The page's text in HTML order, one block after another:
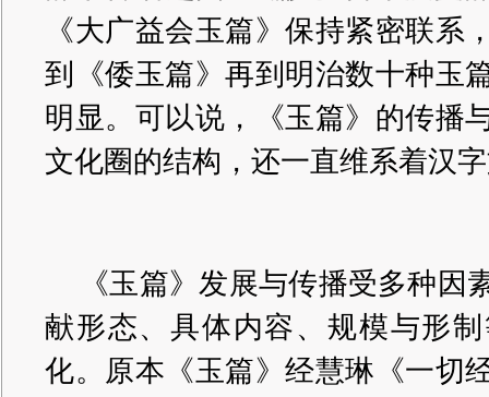
《大广益会玉篇》保持紧密联系
到《倭玉篇》再到明治数十种玉
明显。可以说，《玉篇》的传播
文化圈的结构，还一直维系着汉
《玉篇》发展与传播受多种因
献形态、具体内容、规模与形
化。原本《玉篇》经慧琳《一切